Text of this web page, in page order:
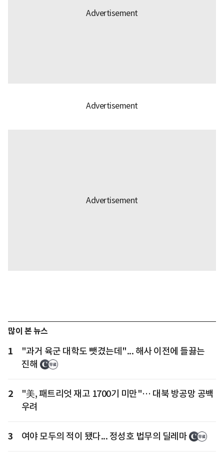
많이 본 뉴스
1
"과거 육군 대학도 뺏겼는데"... 해사 이전에 들끓는
진해
2
"美, 패트리엇 재고 1700기 미만"… 대북 방공망 공백
우려
3 여야 모두의 적이 됐다... 정성호 법무의 딜레마